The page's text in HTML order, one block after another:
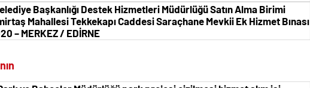
Başkanlığı Destek Hizmetleri Müdürlüğü Satın Alma Birimi
Mahallesi Tekkekapı Caddesi Saraçhane Mevkii Ek Hizmet Bınası
– MERKEZ / EDİRNE